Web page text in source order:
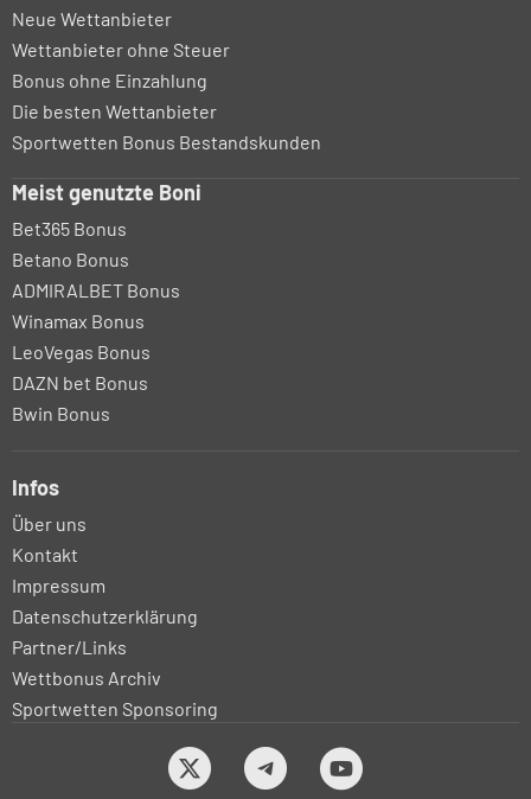
Neue Wettanbieter
Wettanbieter ohne Steuer
Bonus ohne Einzahlung
Die besten Wettanbieter
Sportwetten Bonus Bestandskunden
Meist genutzte Boni
Bet365 Bonus
Betano Bonus
ADMIRALBET Bonus
Winamax Bonus
LeoVegas Bonus
DAZN bet Bonus
Bwin Bonus
Infos
Über uns
Kontakt
Impressum
Datenschutzerklärung
Partner/Links
Wettbonus Archiv
Sportwetten Sponsoring